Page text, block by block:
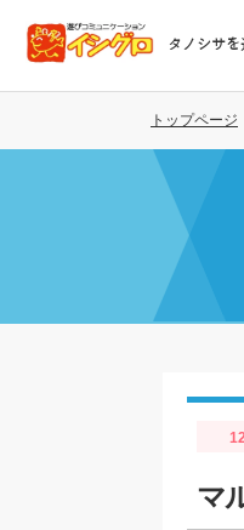
コ
テ
タノシサ
トップページ
マ